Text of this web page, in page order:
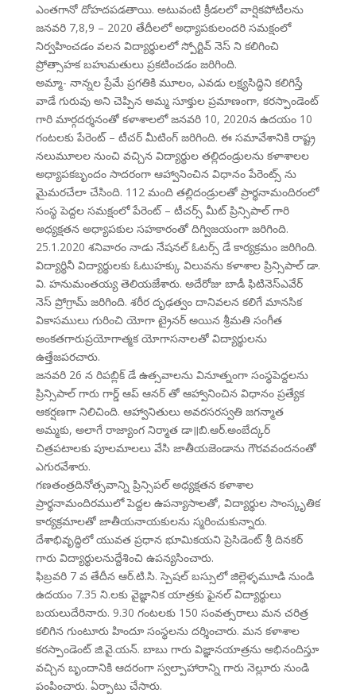
ఎంతగానో దోహదపడతాయి. అటువంటి క్రీడలలో వార్షికపోటీలను
జనవరి 7,8,9 – 2020 తేదీలలో అధ్యాపకులందరి సమక్షంలో
నిర్వహించడం వలన విద్యార్థులలో స్పోర్టివ్ నెస్ ని కలిగించి
ప్రోత్సాహక బహుమతులు ప్రకటించడం జరిగింది.
అమ్మా- నాన్నల ప్రేమే ప్రగతికి మూలం, ఎవడు లక్ష్యసిద్ధిని కలిగిస్తే
వాడే గురువు అని చెప్పిన అమ్మ సూక్తుల ప్రమాణంగా, కరస్పాండెంట్
గారి మార్గదర్శనంతో కళాశాలలో జనవరి 10, 2020న ఉదయం 10
గంటలకు పేరెంట్ – టీచర్ మీటింగ్ జరిగింది. ఈ సమావేశానికి రాష్ట్ర
నలుమూలల నుంచి వచ్చిన విద్యార్థుల తల్లిదండ్రులను కళాశాలల
అధ్యాపకబృందం సాదరంగా ఆహ్వానించిన విధానం పేరెంట్స్ ను
మైమరచేలా చేసింది. 112 మంది తల్లిదండ్రులతో ప్రార్థనామందిరంలో
సంస్థ పెద్దల సమక్షంలో పేరెంట్ – టీచర్స్ మీట్ ప్రిన్సిపాల్ గారి
అధ్యక్షతన అధ్యాపకుల సహకారంతో దిగ్విజయంగా జరిగింది.
25.1.2020 శనివారం నాడు నేషనల్ ఓటర్స్ డే కార్యక్రమం జరిగింది.
విద్యార్థినీ విద్యార్థులకు ఓటుహక్కు విలువను కళాశాల ప్రిన్సిపాల్ డా.
వి. హనుమంతయ్య తెలియజేశారు. అదేరోజు బాడీ ఫిటినెస్ఎవేర్
నెస్ ప్రోగ్రామ్ జరిగింది. శరీర దృఢత్వం దానివలన కలిగే మానసిక
వికాసములు గురించి యోగా ట్రైనర్ అయిన శ్రీమతి సంగీత
అంకతగారుప్రయోగాత్మక యోగాసనాలతో విద్యార్థులను
ఉత్తేజపరచారు.
జనవరి 26 న రిపబ్లిక్ డే ఉత్సవాలను వినూత్నంగా సంస్థపెద్దలను
ప్రిన్సిపాల్ గారు గార్డ్ ఆప్ ఆనర్ తో ఆహ్వానించిన విధానం ప్రత్యేక
ఆకర్షణగా నిలిచింది. ఆహ్వానితులు అవరసరస్వతి జగన్మాత
అమ్మకు, అలాగే రాజ్యాంగ నిర్మాత డా॥బి.ఆర్.అంబేద్కర్
చిత్రపటాలకు పూలమాలలు వేసి జాతీయజెండాను గౌరవవందనంతో
ఎగురవేశారు.
గణతంత్రదినోత్సవాన్ని ప్రిన్సిపల్ అధ్యక్షతన కళాశాల
ప్రార్థనామందిరములో పెద్దల ఉపన్యాసాలతో, విద్యార్థుల సాంస్కృతిక
కార్యక్రమాలతో జాతీయనాయకులను స్మరించుకున్నారు.
దేశాభివృద్ధిలో యువత ప్రధాన భూమికయని ప్రెసిడెంట్ శ్రీ దినకర్
గారు విద్యార్థులనుద్దేశించి ఉపన్యసించారు.
ఫిబ్రవరి 7 వ తేదీన ఆర్.టి.సి. స్పెషల్ బస్సులో జిల్లెళ్ళమూడి నుండి
ఉదయం 7.35 ని.లకు వైజ్ఞానిక యాత్రకు ఫైనల్ విద్యార్థులు
బయలుదేరినారు. 9.30 గంటలకు 150 సంవత్సరాలు మన చరిత్ర
కలిగిన గుంటూరు హిందూ సంస్థలను దర్శించారు. మన కళాశాల
కరస్పాండెంట్ జి.వై.యన్. బాబు గారు విజ్ఞానయాత్రను అభినందిస్తూ
వచ్చిన బృందానికి ఆదరంగా స్వల్పాహారాన్ని గారు నెల్లూరు నుండి
పంపించారు. ఏర్పాటు చేసారు.